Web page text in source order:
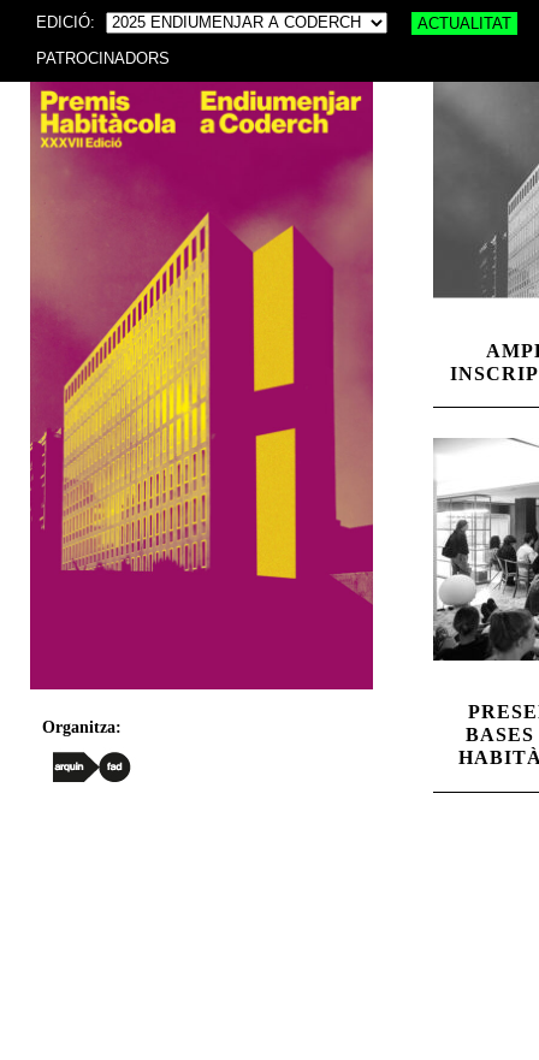
EDICIÓ: ACTUALITAT
PATROCINADORS
Organitza: